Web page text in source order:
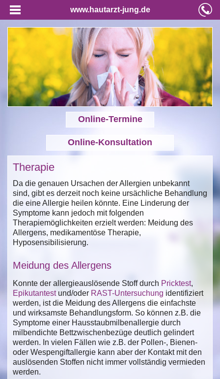
www.hautarzt-jung.de
Online-Termine
Online-Konsultation
Therapie
Da die genauen Ursachen der Allergien unbekannt
sind, gibt es derzeit noch keine ursächliche Behandlung
die eine Allergie heilen könnte. Eine Linderung der
Symptome kann jedoch mit folgenden
Therapiemöglichkeiten erzielt werden: Meidung des
Allergens, medikamentöse Therapie,
Hyposensibilisierung.
Meidung des Allergens
Konnte der allergieauslösende Stoff durch Pricktest,
Epikutantestund/oder RAST-Untersuchung identifiziert
werden, ist die Meidung des Allergens die einfachste
und wirksamste Behandlungsform. So können z.B. die
Symptome einer Hausstaubmilbenallergie durch
milbendichte Bettzwischenbezüge deutlich gelindert
werden. In vielen Fällen wie z.B. der Pollen-, Bienen-
oder Wespengiftallergie kann aber der Kontakt mit den
auslösenden Stoffen nicht immer vollständig vermieden
werden.